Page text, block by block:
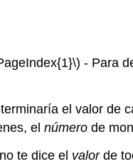
- Para
el valor de
el número de
te dice el valorde